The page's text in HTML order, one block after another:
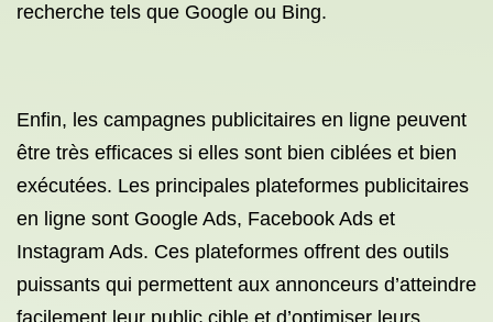
recherche tels que Google ou Bing.
Enfin, les campagnes publicitaires en ligne peuvent
être très efficaces si elles sont bien ciblées et bien
exécutées. Les principales plateformes publicitaires
en ligne sont Google Ads, Facebook Ads et
Instagram Ads. Ces plateformes offrent des outils
puissants qui permettent aux annonceurs d’atteindre
facilement leur public cible et d’optimiser leurs